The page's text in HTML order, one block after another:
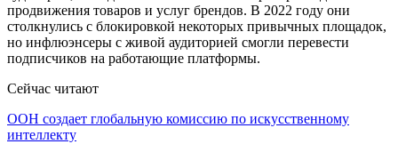
продвижения товаров и услуг брендов. В 2022 году они
столкнулись с блокировкой некоторых привычных площадок,
но инфлюэнсеры с живой аудиторией смогли перевести
подписчиков на работающие платформы.
Сейчас читают
ООН создает глобальную комиссию по искусственному
интеллекту